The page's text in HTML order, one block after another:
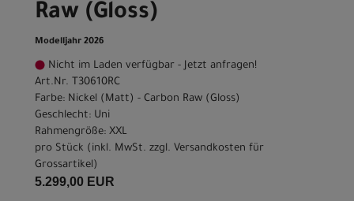
Raw (Gloss)
Modelljahr 2026
Nicht im Laden verfügbar - Jetzt anfragen!
Art.Nr. T30610RC
Farbe: Nickel (Matt) - Carbon Raw (Gloss)
Geschlecht: Uni
Rahmengröße: XXL
pro Stück (inkl. MwSt. zzgl. Versandkosten für
Grossartikel)
5.299,00 EUR